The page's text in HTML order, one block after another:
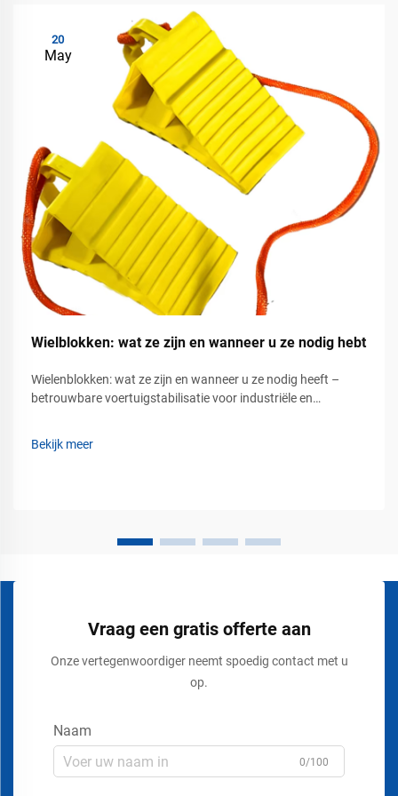
20
May
Wielblokken: wat ze zijn en wanneer u ze nodig hebt
Wielenblokken: wat ze zijn en wanneer u ze nodig heeft –
betrouwbare voertuigstabilisatie voor industriële en
op laad- en losperrons, op luchthavens, bouwplaatsen en...
Bekijk meer
Vraag een gratis offerte aan
Onze vertegenwoordiger neemt spoedig contact met u
op.
Naam
0/100